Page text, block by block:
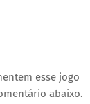
esse jogo
abaixo.